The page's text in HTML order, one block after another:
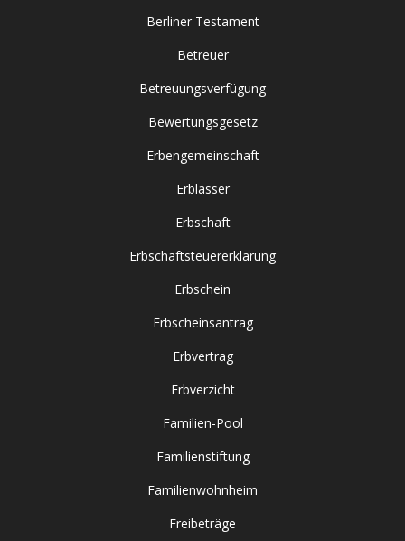
Berliner Testament
Betreuer
Betreuungsverfügung
Bewertungsgesetz
Erbengemeinschaft
Erblasser
Erbschaft
Erbschaftsteuererklärung
Erbschein
Erbscheinsantrag
Erbvertrag
Erbverzicht
Familien-Pool
Familienstiftung
Familienwohnheim
Freibeträge